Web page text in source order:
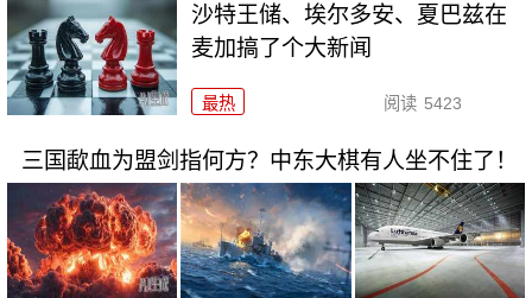
沙特王储、埃尔多安、夏巴兹在
麦加搞了个大新闻
最热 阅读 5423
三国歃血为盟剑指何方？中东大棋有人坐不住了！